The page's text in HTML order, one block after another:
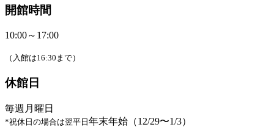
開館時間
10:00～17:00
（入館は16:30まで）
休館日
毎週月曜日
*祝休日の場合は翌平日 年末年始（12/29〜1/3）